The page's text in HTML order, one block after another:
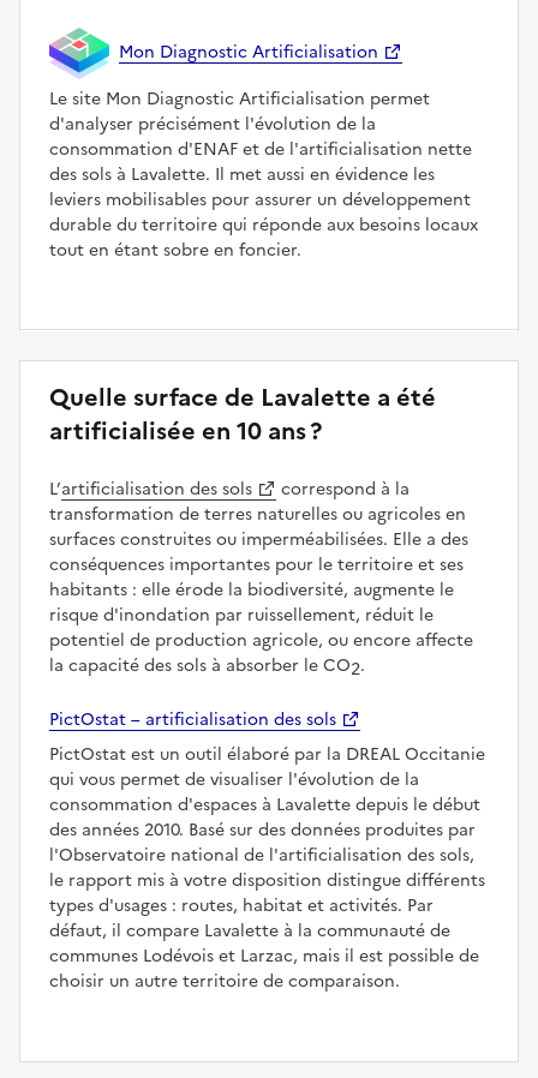
Mon Diagnostic Artificialisation
Le site Mon Diagnostic Artificialisation permet
d'analyser précisément l'évolution de la
consommation d'ENAF et de l'artificialisation nette
des sols à Lavalette. Il met aussi en évidence les
leviers mobilisables pour assurer un développement
durable du territoire qui réponde aux besoins locaux
tout en étant sobre en foncier.
Quelle surface de Lavalette a été
artificialisée en 10 ans ?
L’artificialisation des sols
correspond à la
transformation de terres naturelles ou agricoles en
surfaces construites ou imperméabilisées. Elle a des
conséquences importantes pour le territoire et ses
habitants : elle érode la biodiversité, augmente le
risque d'inondation par ruissellement, réduit le
potentiel de production agricole, ou encore affecte
la capacité des sols à absorber le CO2.
PictOstat – artificialisation des sols
PictOstat est un outil élaboré par la DREAL Occitanie
qui vous permet de visualiser l'évolution de la
consommation d'espaces à Lavalette depuis le début
des années 2010. Basé sur des données produites par
l'Observatoire national de l'artificialisation des sols,
le rapport mis à votre disposition distingue différents
types d'usages : routes, habitat et activités. Par
défaut, il compare Lavalette à la communauté de
communes Lodévois et Larzac, mais il est possible de
choisir un autre territoire de comparaison.